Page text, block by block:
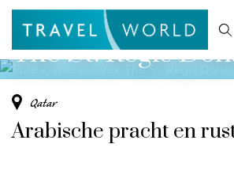
De mooiste
Baoase Luxury Resort Curaçao
Lux* Grand Baie Resort Mauritius
Constance Halaveli Maldives
Bekijk alle vliegvakanties
Homepage Bestemmingen
Pure klasse aan zee
The St. Regis
Qatar
Arabische pracht en